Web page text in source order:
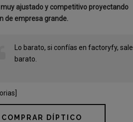
ajustado y competitivo proyectando
de empresa grande.
Lo barato, si confías en factoryfy, sale
barato.
COMPRAR DÍPTICO